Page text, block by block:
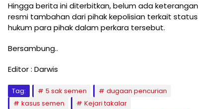
Hingga berita ini diterbitkan, belum ada keterangan
resmi tambahan dari pihak kepolisian terkait status
hukum para pihak dalam perkara tersebut.
Bersambung..
Editor : Darwis
Tag: 5 sak semen
dugaan pencurian
kasus semen
Kejari takalar